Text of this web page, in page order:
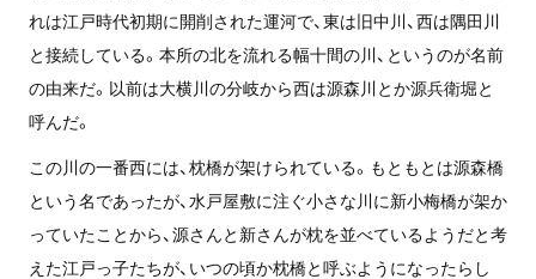
れは江戸時代初期に開削された運河で、東は旧中川、西は隅田川
と接続している。本所の北を流れる幅十間の川、というのが名前
の由来だ。以前は大横川の分岐から西は源森川とか源兵衛堀と
呼んだ。
この川の一番西には、枕橋が架けられている。もともとは源森橋
という名であったが、水戸屋敷に注ぐ小さな川に新小梅橋が架か
っていたことから、源さんと新さんが枕を並べているようだと考
えた江戸っ子たちが、いつの頃か枕橋と呼ぶようになったらし